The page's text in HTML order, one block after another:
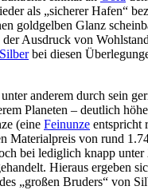
als „sicherer Hafen“
goldgelben Glanz
der Ausdruck von
Silberbei diesen
anderem durch sein
Planeten – deutlich
(eine Feinunze entspricht
Materialpreis von rund
bei lediglich knapp unter
Hieraus ergeben
„großen Bruders“ von